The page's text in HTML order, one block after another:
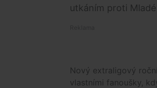
utkáním proti Mladé
Nový extraligový
vlastními fanoušky,